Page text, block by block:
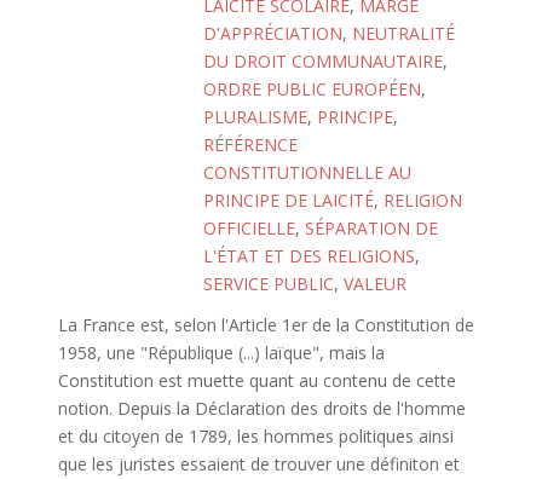
LAICITÉ SCOLAIRE, MARGE
D'APPRÉCIATION, NEUTRALITÉ
DU DROIT COMMUNAUTAIRE,
ORDRE PUBLIC EUROPÉEN,
PLURALISME, PRINCIPE,
RÉFÉRENCE
CONSTITUTIONNELLE AU
PRINCIPE DE LAICITÉ, RELIGION
OFFICIELLE, SÉPARATION DE
L'ÉTAT ET DES RELIGIONS,
SERVICE PUBLIC, VALEUR
La France est, selon l'Article 1er de la Constitution de
1958, une "République (...) laïque", mais la
Constitution est muette quant au contenu de cette
notion. Depuis la Déclaration des droits de l'homme
et du citoyen de 1789, les hommes politiques ainsi
que les juristes essaient de trouver une définiton et